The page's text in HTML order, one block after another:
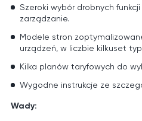
Szeroki wybór drobnych
zarządzanie.
Modele stron
urządzeń, w liczbie kilkuset
Kilka planów taryfowych do
Wygodne instrukcje ze
Wady: